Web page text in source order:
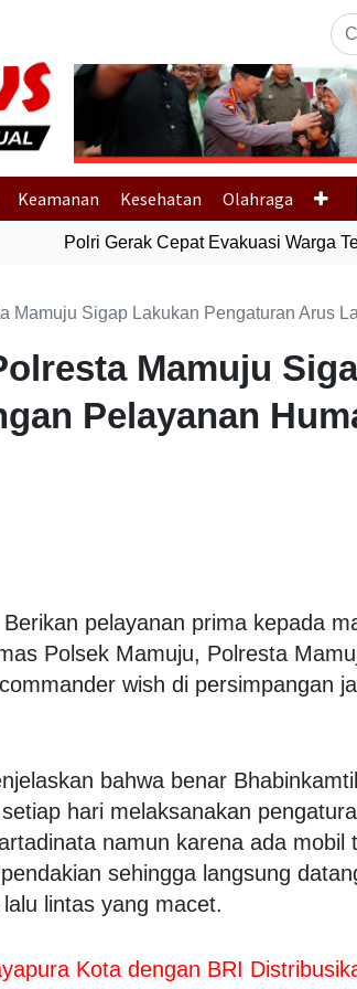
Previous
Keamanan Kesehatan Olahraga
Polri Gerak Cepat Evakuasi Warga
Mamuju Sigap Lakukan Pengaturan Arus
Mamuju
Pelayanan
pelayanan prima kepada
Polsek Mamuju, Polresta
wish di persimpangan
bahwa benar
hari melaksanakan
namun karena ada mobil
sehingga langsung
lintas yang macet.
Kota dengan BRI